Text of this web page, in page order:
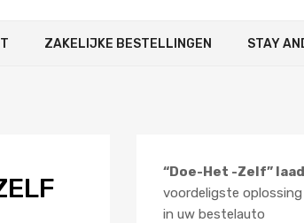
ZAKELIJKE BESTELLINGEN STAY
“Doe-Het -Zelf”
voordeligste
in uw bestelauto